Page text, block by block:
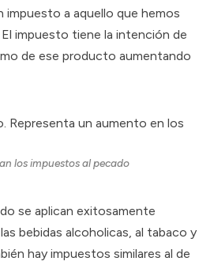
impuesto a aquello que hemos
impuesto tiene la intención de
de ese producto aumentando
los impuestos al pecado
se aplican exitosamente
bebidas alcoholicas, al tabaco y
hay impuestos similares al de